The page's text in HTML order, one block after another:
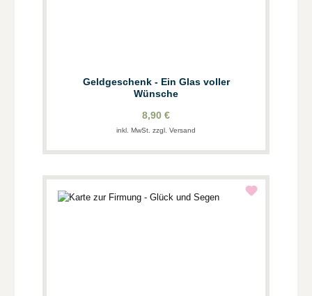
Geldgeschenk - Ein Glas voller
Wünsche
8,90 €
inkl. MwSt. zzgl. Versand